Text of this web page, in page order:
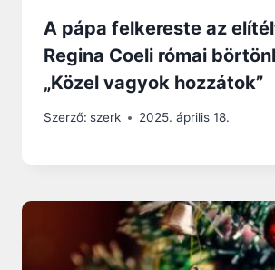
A pápa felkereste az
Regina Coeli római
„Közel vagyok hozzátok”
Szerző: szerk 2025. április 18.